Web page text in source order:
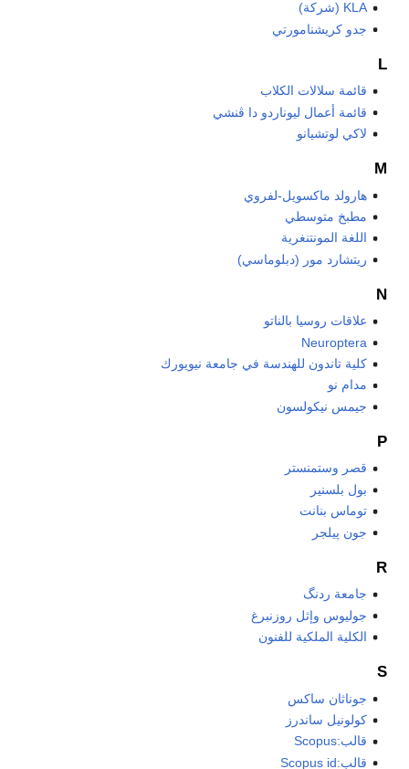
KLA (شركة)
جدو كريشنامورتي
L
قائمة سلالات الكلاب
قائمة أعمال ليوناردو دا ڤنشي
لاكي لوتشيانو
M
هارولد ماكسويل-لفروي
مطبخ متوسطي
اللغة المونتنغرية
ريتشارد مور (دبلوماسي)
N
علاقات روسيا بالناتو
Neuroptera
كلية تاندون للهندسة في جامعة نيويورك
مدام نو
جيمس نيكولسون
P
قصر وستمنستر
بول بلسنير
توماس بنانت
جون پيلجر
R
جامعة ردنگ
جوليوس وإثل روزنبرغ
الكلية الملكية للفنون
S
جوناثان ساكس
كولونيل ساندرز
قالب:Scopus
قالب:Scopus id